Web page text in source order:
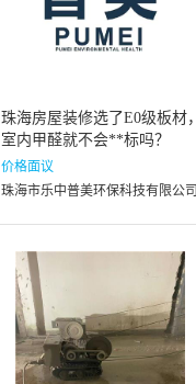
珠海房屋装修选了E0级板材，
室内甲醛就不会**标吗？
价格面议
珠海市乐中普美环保科技有限公司